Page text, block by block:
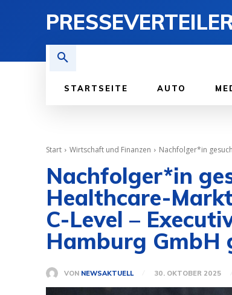
STARTSEITE AUTO
Start Wirtschaft und Finanzen Nachfolger*in
Nachfolger*in
Healthcare-
C-Level –
Hamburg GmbH
VON NEWSAKTUELL 30. OKTOBER 2025